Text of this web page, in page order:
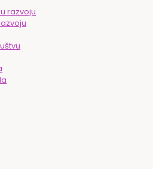
razvoju